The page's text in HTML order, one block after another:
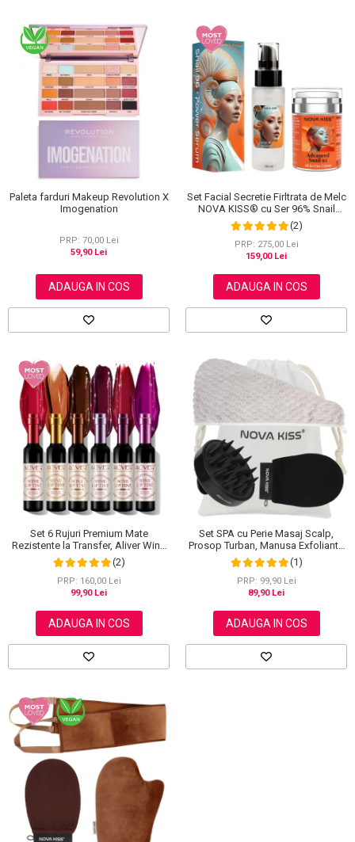
Paleta farduri Makeup Revolution X
Imogenation
PRP: 70,00 Lei
59,90 Lei
ADAUGA IN COS
Set Facial Secretie Firltrata de Melc
NOVA KISS® cu Ser 96% Snail
Power si Crema Advanced Snail 92
All in One
(2)
PRP: 275,00 Lei
159,00 Lei
ADAUGA IN COS
Set 6 Rujuri Premium Mate
Rezistente la Transfer, Aliver Wine
Lip Tint Waterproof, 7 g X 6 buc
(2)
PRP: 160,00 Lei
99,90 Lei
ADAUGA IN COS
Set SPA cu Perie Masaj Scalp,
Prosop Turban, Manusa Exfolianta
si Saculet din Bumbac, NOVA
KISS®
(1)
PRP: 99,90 Lei
89,90 Lei
ADAUGA IN COS